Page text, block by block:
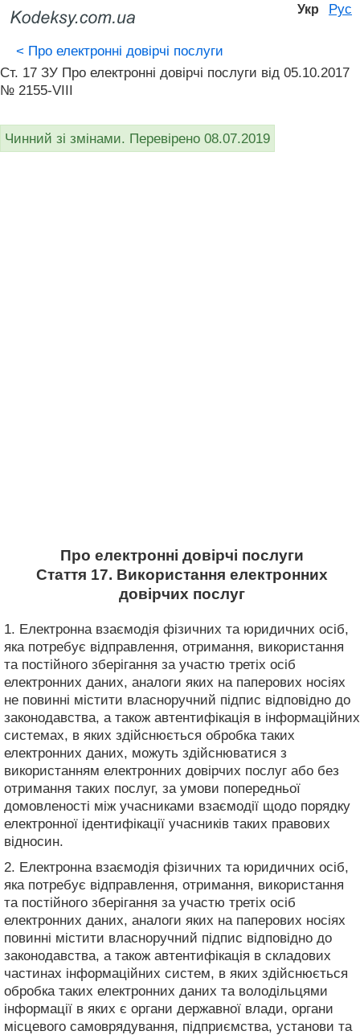
Укр Рус
< Про електронні довірчі послуги
Ст. 17 ЗУ Про електронні довірчі послуги від 05.10.2017
№ 2155-VIII
Чинний зі змінами. Перевірено 08.07.2019
Про електронні довірчі послуги
Стаття 17. Використання електронних
довірчих послуг
1. Електронна взаємодія фізичних та юридичних осіб,
яка потребує відправлення, отримання, використання
та постійного зберігання за участю третіх осіб
електронних даних, аналоги яких на паперових носіях
не повинні містити власноручний підпис відповідно до
законодавства, а також автентифікація в інформаційних
системах, в яких здійснюється обробка таких
електронних даних, можуть здійснюватися з
використанням електронних довірчих послуг або без
отримання таких послуг, за умови попередньої
домовленості між учасниками взаємодії щодо порядку
електронної ідентифікації учасників таких правових
відносин.
2. Електронна взаємодія фізичних та юридичних осіб,
яка потребує відправлення, отримання, використання
та постійного зберігання за участю третіх осіб
електронних даних, аналоги яких на паперових носіях
повинні містити власноручний підпис відповідно до
законодавства, а також автентифікація в складових
частинах інформаційних систем, в яких здійснюється
обробка таких електронних даних та володільцями
інформації в яких є органи державної влади, органи
місцевого самоврядування, підприємства, установи та